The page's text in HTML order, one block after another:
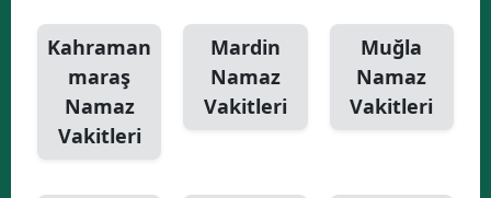
Kahraman
maraş
Namaz
Vakitleri
Mardin
Namaz
Vakitleri
Muğla
Namaz
Vakitleri